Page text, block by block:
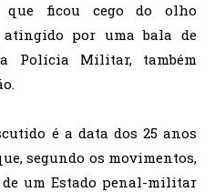
que ficou cego do olho
por uma bala de
Polícia Militar, também
é a data dos 25 anos
segundo os movimentos,
de um Estado penal-militar